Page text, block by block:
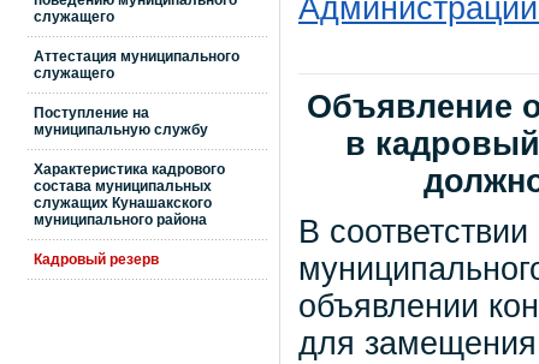
служащего
Аттестация муниципального
служащего
Поступление на
муниципальную службу
Характеристика кадрового
состава муниципальных
служащих Кунашакского
муниципального района
Кадровый резерв
Объявление
в
В
объявлении
для